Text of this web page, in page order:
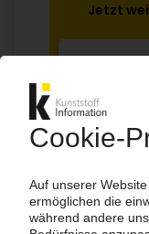
Jetzt
ab